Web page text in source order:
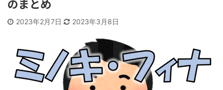
のまとめ
2023年2月7日 2023年3月8日